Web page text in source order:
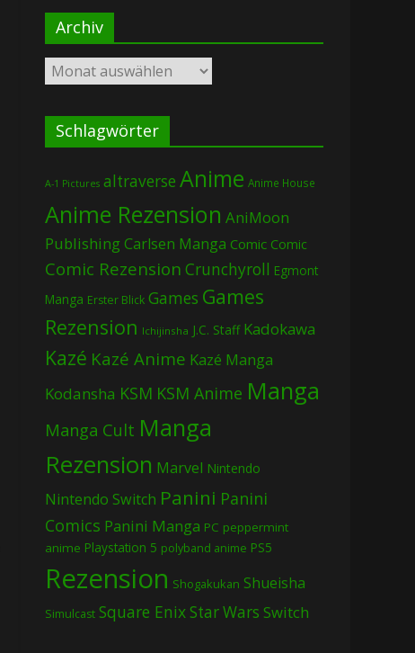
Archiv
Archiv
Schlagwörter
A-1 Pictures altraverse Anime Anime House
Anime Rezension AniMoon
PublishingCarlsen Manga Comic Comic
Comic Rezension Crunchyroll Egmont
Manga Erster Blick Games Games
Rezension Ichijinsha J.C. Staff Kadokawa
Kazé Kazé Anime Kazé Manga
Kodansha KSM KSM Anime Manga
Manga Cult Manga
Rezension Marvel Nintendo
Nintendo Switch Panini Panini
Comics Panini Manga PC peppermint
anime Playstation 5 polyband anime PS5
Rezension Shogakukan Shueisha
Simulcast Square EnixStar Wars Switch